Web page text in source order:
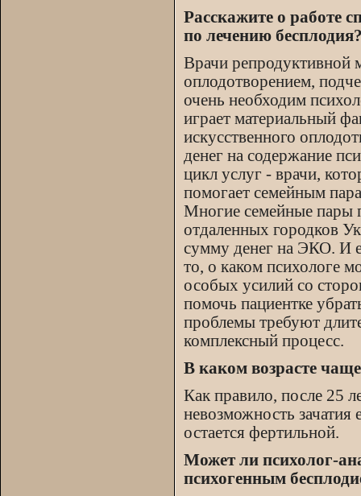
Расскажите о работе
по лечению
Врачи репродуктивной
оплодотворением,
очень необходим
играет материальный
искусственного
денег на содержание
цикл услуг - врачи,
помогает семейным
Многие семейные пары
отдаленных городков
сумму денег на ЭКО. И
то, о каком психологе
особых усилий со
помочь пациентке
проблемы требуют
комплексный процесс.
В каком возрасте чаще
Как правило, после 25
невозможность
остается фертильной.
Может ли психолог-
психогенным